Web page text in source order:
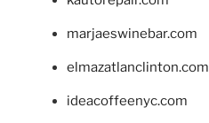
marjaeswinebar.com
elmazatlanclinton.com
ideacoffeenyc.com